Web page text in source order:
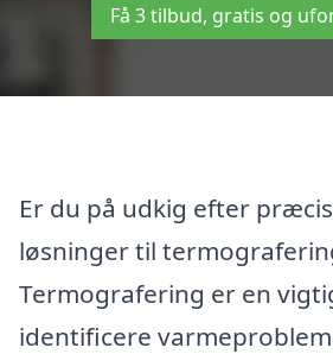
Få 3 tilbud, gratis og
Er du på udkig efter
løsninger til
Termografering er en
identificere